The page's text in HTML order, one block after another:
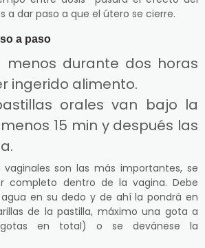
a dar paso a que el útero se cierre.
a paso
menos durante dos horas
ingerido alimento.
orales van bajo la
15 min y después las
son las más importantes, se
completo dentro de la vagina. Debe
en su dedo y de ahí la pondrá en
de la pastilla, máximo una gota a
en total) o se devánese la